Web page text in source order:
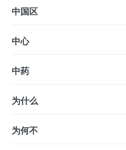
中国区
中心
中药
为什么
为何不